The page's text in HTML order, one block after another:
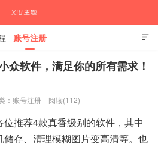
下载注册教程

账号注册
众软件，满足你的所有需求！
： 账号注册 阅读(112)
位推荐4款真香级别的软件，其中
存、清理模糊图片变高清等。也